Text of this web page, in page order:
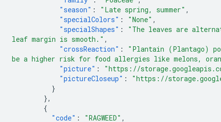
"season" : "Late spring, summer" ,
"specialColors" : "None" ,
"specialShapes" :
"The leaves are
leaf margin is smooth." ,
"crossReaction" :
"Plantain (Plantago)
be a higher risk for food allergies like melons,
"picture" :
"https://
"pictureCloseup" :
"https://
}
},
{
"code" : "RAGWEED" ,